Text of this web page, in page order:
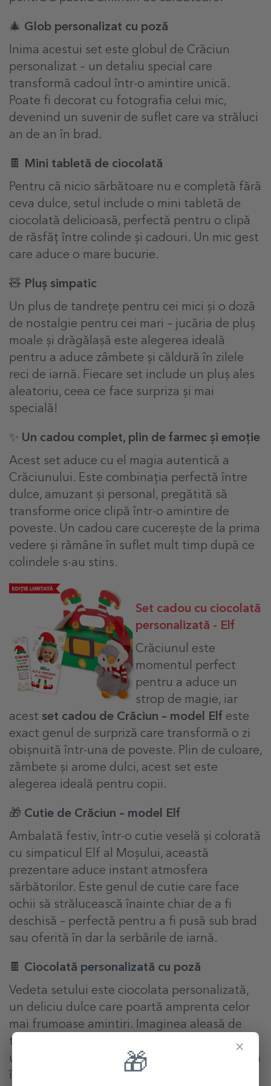
🎄 Glob personalizat cu poză
Inima acestui set este globul de Crăciun
personalizat – un detaliu special care
transformă cadoul într-o amintire unică.
Poate fi decorat cu fotografia celui mic,
devenind un suvenir de suflet care va străluci
an de an în brad.
🍫 Mini tabletă de ciocolată
Pentru că nicio sărbătoare nu e completă fără
ceva dulce, setul include o mini tabletă de
ciocolată delicioasă, perfectă pentru o clipă
de răsfăț între colinde și cadouri. Un mic gest
care aduce o mare bucurie.
🧸 Pluș simpatic
Un plus de tandrețe pentru cei mici și o doză
de nostalgie pentru cei mari – jucăria de pluș
moale și drăgălașă este alegerea ideală
pentru a aduce zâmbete și căldură în zilele
reci de iarnă. Fiecare set include un pluș ales
aleatoriu, ceea ce face surpriza și mai
specială!
✨ Un cadou complet, plin de farmec și emoție
Acest set aduce cu el magia autentică a
Crăciunului. Este combinația perfectă între
dulce, amuzant și personal, pregătită să
transforme orice clipă într-o amintire de
poveste. Un cadou care cucerește de la prima
vedere și rămâne în suflet mult timp după ce
colindele s-au stins.
Set cadou cu ciocolată
personalizată - Elf
Crăciunul este
momentul perfect
pentru a aduce un
strop de magie, iar
acest set cadou de Crăciun – model Elf este
exact genul de surpriză care transformă o zi
obișnuită într-una de poveste. Plin de culoare,
zâmbete și arome dulci, acest set este
alegerea ideală pentru copii.
🎁 Cutie de Crăciun – model Elf
Ambalată festiv, într-o cutie veselă și colorată
cu simpaticul Elf al Moșului, această
prezentare aduce instant atmosfera
sărbătorilor. Este genul de cutie care face
ochii să strălucească înainte chiar de a fi
deschisă – perfectă pentru a fi pusă sub brad
sau oferită în dar la serbările de iarnă.
🍫 Ciocolată personalizată cu poză
Vedeta setului este ciocolata personalizată,
un deliciu dulce care poartă amprenta celor
mai frumoase amintiri. Imaginea aleasă de
tine transformă acest desert într-un cadou
unic și plin de emoție – o combinație perfectă
între gust și suflet. Pentru copii, este o
×
🎁